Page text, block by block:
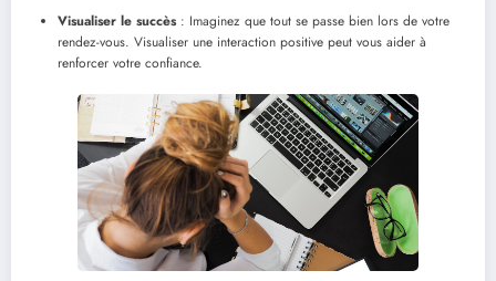
Visualiser le succès: Imaginez que tout se passe bien lors de votre
rendez-vous. Visualiser une interaction positive peut vous aider à
renforcer votre confiance.